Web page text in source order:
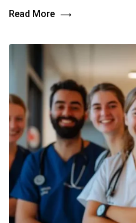
Read More